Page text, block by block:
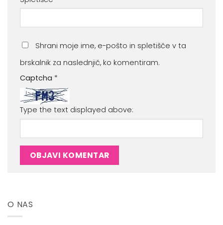
Shrani moje ime, e-pošto in spletišče v ta
brskalnik za naslednjič, ko komentiram.
Captcha *
Type the text displayed above:
O NAS